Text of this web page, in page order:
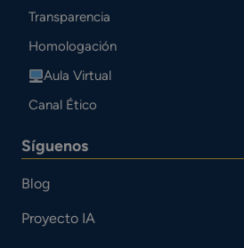
Transparencia
Homologación
Aula Virtual
Canal Ético
Síguenos
Blog
Proyecto IA